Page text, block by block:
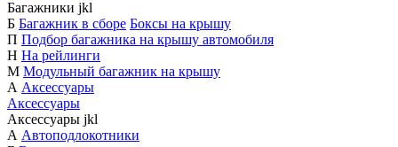
Багажники jkl
Б Багажник в сборе Боксы на крышу
П Подбор багажника на крышу автомобиля
Н На рейлинги
М Модульный багажник на крышу
А Аксессуары
Аксессуары
Аксессуары jkl
А Автоподлокотники